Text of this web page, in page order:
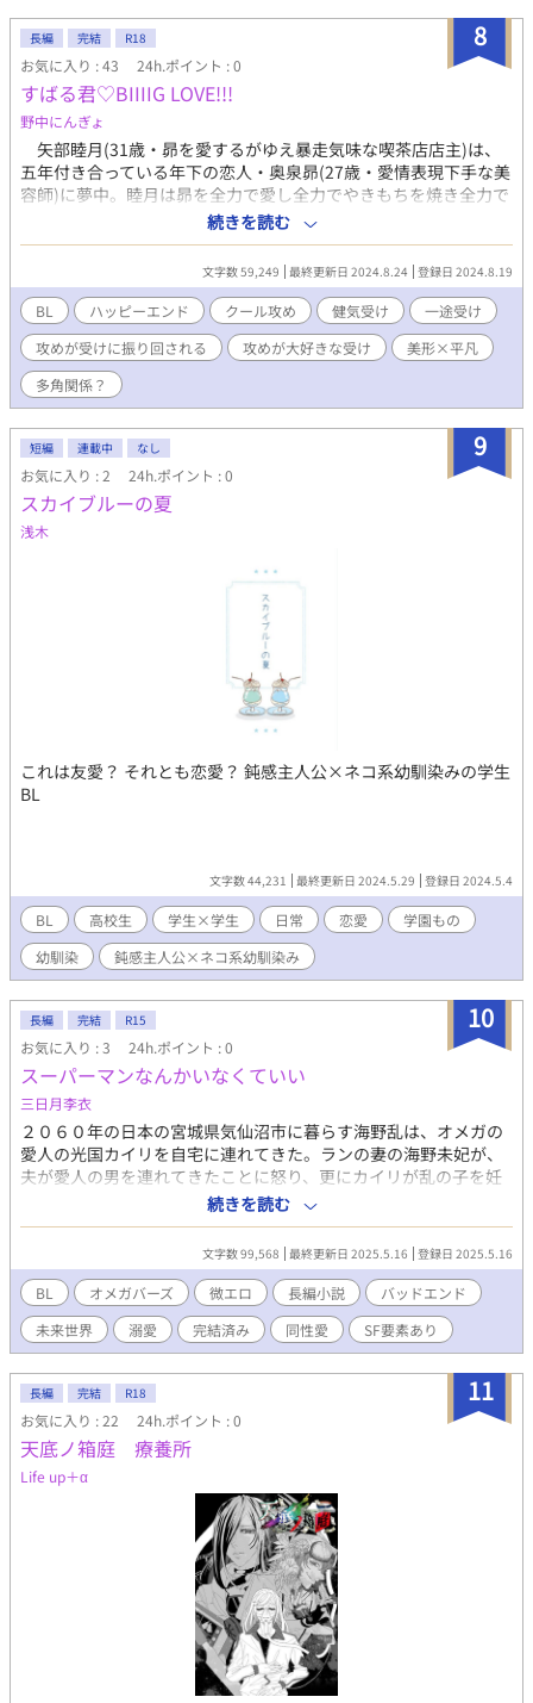
8
長編 完結 R18
お気に入り : 43 24h.ポイント : 0
すばる君♡BIIIIG LOVE!!!
野中にんぎょ
矢部睦月(31歳・昴を愛するがゆえ暴走気味な喫茶店店主)は、
五年付き合っている年下の恋人・奥泉昴(27歳・愛情表現下手な美
容師)に夢中。睦月は昴を全力で愛し全力でやきもちを焼き全力で
サポートしてきたが、昴とヘアサロンの顧客の間に起きたトラブ
ルに割って入ってしまい、昴から「次に同じようなことがあった
ら別れる」と宣告されてしまう。昴との別れに怯え本音を隠すよ
うになる睦月だったが……？ 愛なら、なんでもアリですか？エ
ロス（恋愛）、ストルゲ（友愛）、マニア（偏執的な愛）、アガ
ペー（無償の愛）。四つの愛が入り乱れる、すったもんだラ
ブ！！
続きを読む
文字数 59,249 最終更新日 2024.8.24 登録日 2024.8.19
BL ハッピーエンド クール攻め 健気受け
一途受け
攻めが受けに振り回される
攻めが大好きな受け
美形×平凡
多角関係？
9
短編 連載中 なし
お気に入り : 2 24h.ポイント : 0
スカイブルーの夏
浅木
これは友愛？ それとも恋愛？ 鈍感主人公×ネコ系幼馴染みの学生
BL
文字数 44,231 最終更新日 2024.5.29 登録日 2024.5.4
BL 高校生 学生×学生 日常 恋愛
学園もの
幼馴染
鈍感主人公×ネコ系幼馴染み
10
長編 完結 R15
お気に入り : 3 24h.ポイント : 0
スーパーマンなんかいなくていい
三日月李衣
２０６０年の日本の宮城県気仙沼市に暮らす海野乱は、オメガの
愛人の光国カイリを自宅に連れてきた。ランの妻の海野未妃が、
夫が愛人の男を連れてきたことに怒り、更にカイリが乱の子を妊
娠しているのを知って、更に怒る。妻の怒りを鎮めるために乱
は、カイリにカイリがある慈善団体の恐ろしい秘密を知って逃げ
ているのを乱がカイリを守るために気仙沼の自宅にかくまって欲
しいと、未妃に頭を下げる。未妃が腹正しく思いながらも、カイ
リが困っているを見捨てられずにカイリを家に置いとくことにし
た。 その間に特権階級のアルファの清瀬祟継が会長を務める慈善
団体青の友愛基金の陰謀をオメガの愛人の加賀美紫信がオメガの
元従業員を探していた。 ごく平凡なベータの海野乱と特権階級の
アルファ清瀬祟継の邂逅が世界を揺るがす戦いが始まる。
続きを読む
文字数 99,568 最終更新日 2025.5.16 登録日 2025.5.16
BL オメガバーズ 微エロ 長編小説
バッドエンド
未来世界
溺愛 完結済み 同性愛 SF要素あり
11
長編 完結 R18
お気に入り : 22 24h.ポイント : 0
天底ノ箱庭 療養所
Life up＋α